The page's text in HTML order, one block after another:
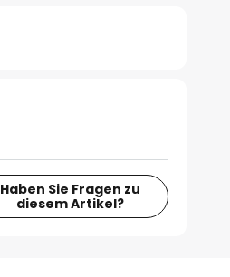
Haben Sie Fragen zu
diesem Artikel?